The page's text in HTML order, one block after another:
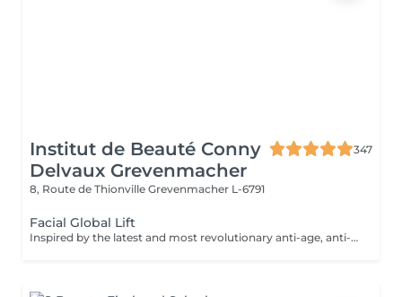
Institut de Beauté Conny
Delvaux Grevenmacher
347
8, Route de Thionville Grevenmacher L-6791
Facial Global Lift
Inspired by the latest and most revolutionary anti-age, anti-senescence marker therapies, Skeyndor has created the ultimate face lift. A new way of understanding cosmetic face lift treatments from deep inside the cellulars The ultimate objectif of these therapies is to improve cellular functionality in cells with slow metabolismus that cause the skin tissues to lose their density, firmness and elesticity: as occurs with mature skins or skins that are over-exposed to the sun.